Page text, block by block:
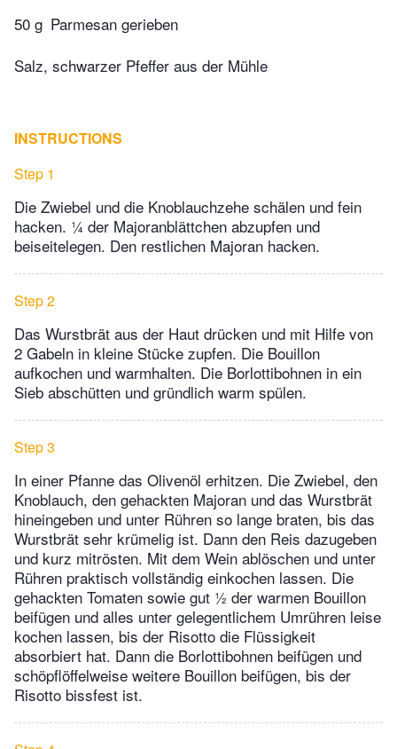
50 g Parmesan gerieben
Salz, schwarzer Pfeffer aus der Mühle
INSTRUCTIONS
Step 1
Die Zwiebel und die Knoblauchzehe schälen und fein
hacken. ¼ der Majoranblättchen abzupfen und
beiseitelegen. Den restlichen Majoran hacken.
Step 2
Das Wurstbrät aus der Haut drücken und mit Hilfe von
2 Gabeln in kleine Stücke zupfen. Die Bouillon
aufkochen und warmhalten. Die Borlottibohnen in ein
Sieb abschütten und gründlich warm spülen.
Step 3
In einer Pfanne das Olivenöl erhitzen. Die Zwiebel, den
Knoblauch, den gehackten Majoran und das Wurstbrät
hineingeben und unter Rühren so lange braten, bis das
Wurstbrät sehr krümelig ist. Dann den Reis dazugeben
und kurz mitrösten. Mit dem Wein ablöschen und unter
Rühren praktisch vollständig einkochen lassen. Die
gehackten Tomaten sowie gut ½ der warmen Bouillon
beifügen und alles unter gelegentlichem Umrühren leise
kochen lassen, bis der Risotto die Flüssigkeit
absorbiert hat. Dann die Borlottibohnen beifügen und
schöpflöffelweise weitere Bouillon beifügen, bis der
Risotto bissfest ist.